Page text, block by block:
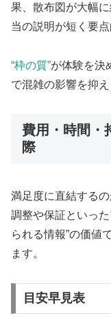
果、散布図が大幅
当の説明が短く要
“枠の質”が体験を決
で混雑の影響を抑え
費用・時間・
際
満足度に直結する
調整や保証といっ
られる情報”の価値
ます。
目安早見表